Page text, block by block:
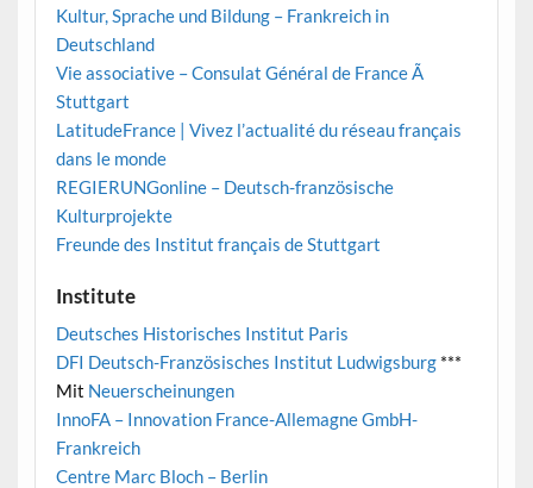
Kultur, Sprache und Bildung – Frankreich in
Deutschland
Vie associative – Consulat Général de France Ã
Stuttgart
LatitudeFrance | Vivez l’actualité du réseau français
dans le monde
REGIERUNGonline – Deutsch-französische
Kulturprojekte
Freunde des Institut français de Stuttgart
Institute
Deutsches Historisches Institut Paris
DFI Deutsch-Französisches Institut Ludwigsburg***
Mit Neuerscheinungen
InnoFA – Innovation France-Allemagne GmbH-
Frankreich
Centre Marc Bloch – Berlin